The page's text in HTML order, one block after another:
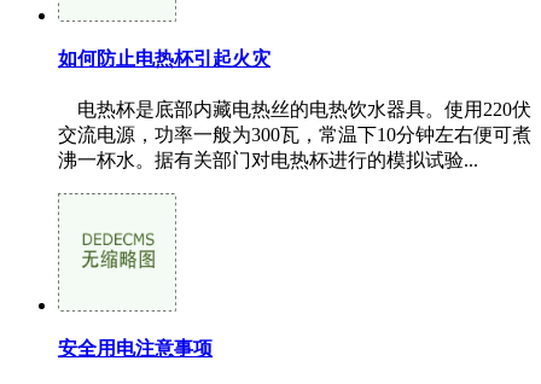
如何防止电热杯引起火灾
电热杯是底部内藏电热丝的电热饮水器具。使用220伏
交流电源，功率一般为300瓦，常温下10分钟左右便可煮
沸一杯水。据有关部门对电热杯进行的模拟试验...
安全用电注意事项